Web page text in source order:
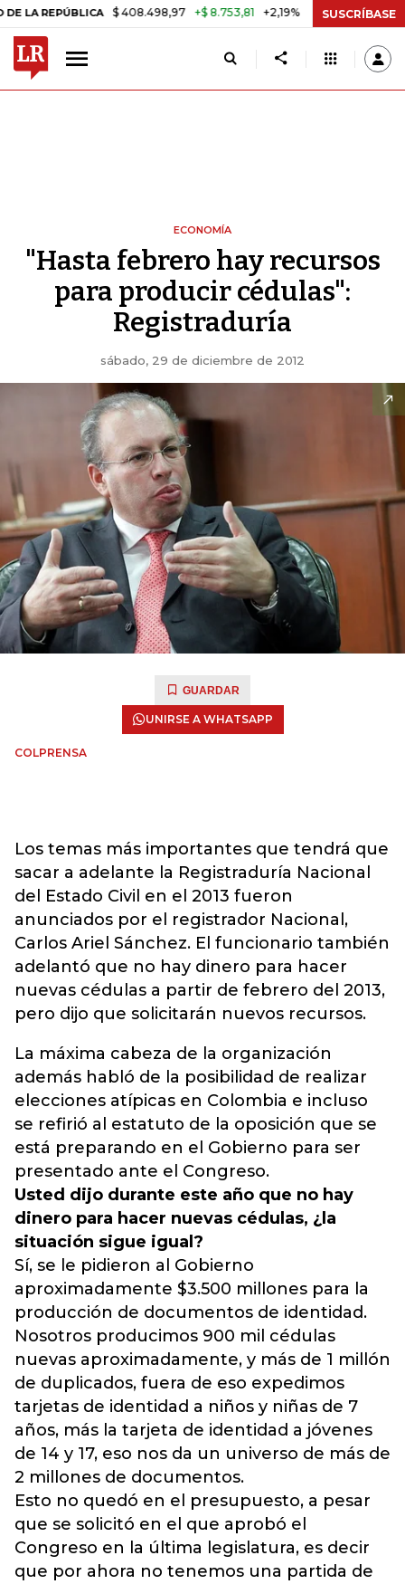
$ 408.498,97 +$ 8.753,81 +2,19% TASA DE USURASUSCRÍBASE
ECONOMÍA
"Hasta febrero hay recursos
para producir cédulas":
Registraduría
sábado, 29 de diciembre de 2012
GUARDAR
UNIRSE A WHATSAPP
COLPRENSA
Los temas más importantes que tendrá que
sacar a adelante la Registraduría Nacional
del Estado Civil en el 2013 fueron
anunciados por el registrador Nacional,
Carlos Ariel Sánchez. El funcionario también
adelantó que no hay dinero para hacer
nuevas cédulas a partir de febrero del 2013,
pero dijo que solicitarán nuevos recursos.
La máxima cabeza de la organización
además habló de la posibilidad de realizar
elecciones atípicas en Colombia e incluso
se refirió al estatuto de la oposición que se
está preparando en el Gobierno para ser
presentado ante el Congreso.
Usted dijo durante este año que no hay
dinero para hacer nuevas cédulas, ¿la
situación sigue igual?
Sí, se le pidieron al Gobierno
aproximadamente $3.500 millones para la
producción de documentos de identidad.
Nosotros producimos 900 mil cédulas
nuevas aproximadamente, y más de 1 millón
de duplicados, fuera de eso expedimos
tarjetas de identidad a niños y niñas de 7
años, más la tarjeta de identidad a jóvenes
de 14 y 17, eso nos da un universo de más de
2 millones de documentos.
Esto no quedó en el presupuesto, a pesar
que se solicitó en el que aprobó el
Congreso en la última legislatura, es decir
que por ahora no tenemos una partida de